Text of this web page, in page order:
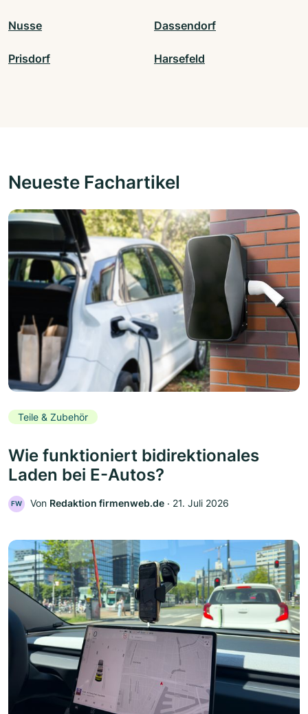
Nusse Dassendorf
Prisdorf Harsefeld
Neueste Fachartikel
Teile & Zubehör
Wie funktioniert bidirektionales
Laden bei E-Autos?
FW Von Redaktion firmenweb.de ‧ 21. Juli 2026